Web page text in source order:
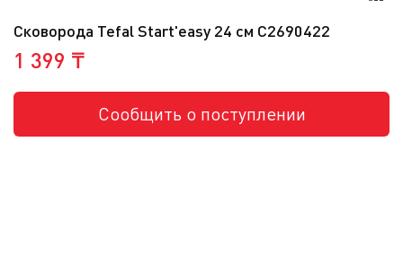
Сковорода Tefal Start'easy 24 cм C2690422
1 399 ₸
Сообщить о поступлении